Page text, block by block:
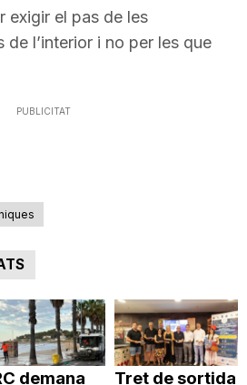
exigir el pas de les
de l’interior i no per les que
PUBLICITAT
demana Tret de sortida